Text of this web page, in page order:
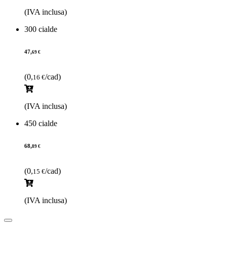
(IVA inclusa)
300 cialde
47,69 €
(0,16 €/cad)
(IVA inclusa)
450 cialde
68,89 €
(0,15 €/cad)
(IVA inclusa)